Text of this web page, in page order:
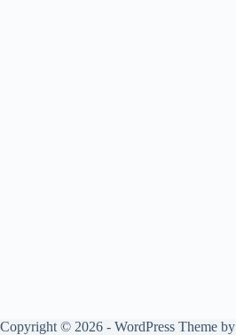
Copyright © 2026 - WordPress Theme by